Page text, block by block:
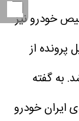
خودرو نیز
از
به گفته
ایران خودرو